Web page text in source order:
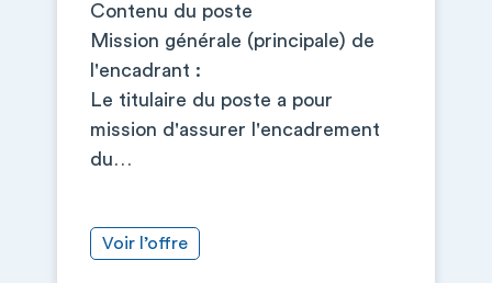
Contenu du poste
Mission générale (principale) de
l'encadrant :
Le titulaire du poste a pour
mission d'assurer l'encadrement
du…
Voir l’offre